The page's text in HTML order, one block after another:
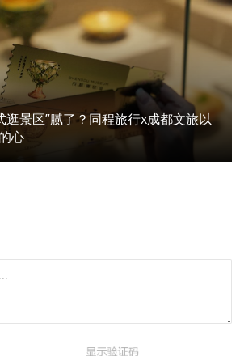
逛景区”腻了？同程旅行x成都文旅以
心